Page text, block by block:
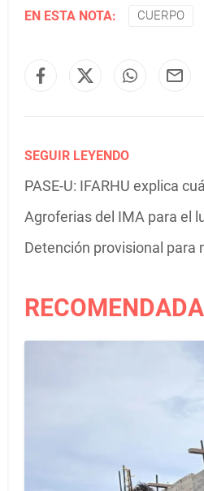
EN ESTA NOTA: CUERPO
SEGUIR LEYENDO
PASE-U: IFARHU explica
Agroferias del IMA para el
Detención provisional para